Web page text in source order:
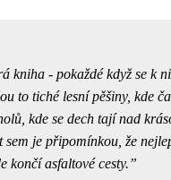
kniha - pokaždé když se k
to tiché lesní pěšiny, kde
kde se dech tají nad
sem je připomínkou, že
končí asfaltové cesty.